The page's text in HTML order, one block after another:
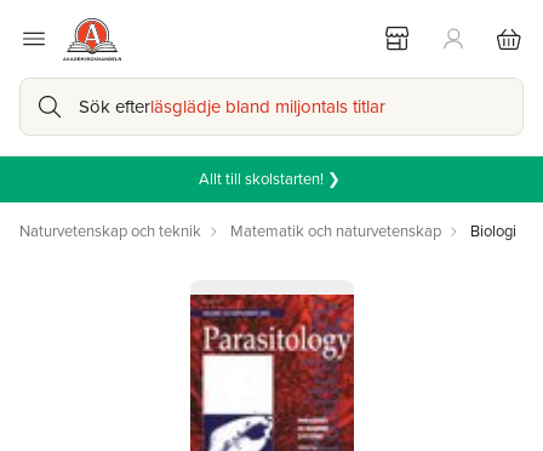
Sök efterläsglädje bland miljontals titlar
Allt till skolstarten! ❯
Naturvetenskap och teknik Matematik och naturvetenskap Biologi